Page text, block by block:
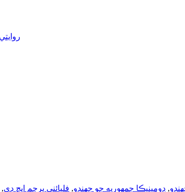
, ڊومينيڪا جمهوريه جو جهنڊو, فلپائني پرچم ايڇ ڊي,